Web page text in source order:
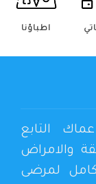
اطباؤنا
التابع
والامراض
لمرضى